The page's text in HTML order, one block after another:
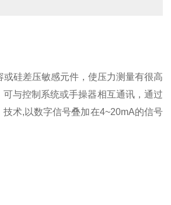
硅差压敏感元件，使压力测量有很高
与控制系统或手操器相互通讯，通过
术,以数字信号叠加在4~20mA的信号